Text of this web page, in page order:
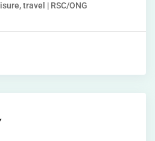
travel | RSC/ONG